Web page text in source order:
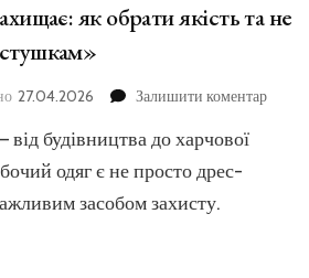
як обрати якість та не
27.04.2026 Залишити коментардо
від будівництва до харчової
одяг є не просто дрес-
засобом захисту.